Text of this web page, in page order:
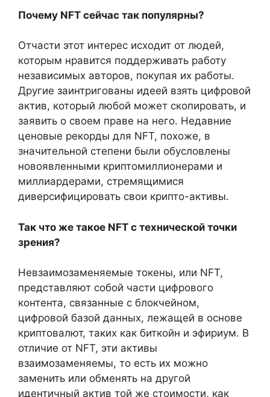
Почему NFT сейчас так популярны?
Отчасти этот интерес исходит от людей,
которым нравится поддерживать работу
независимых авторов, покупая их работы.
Другие заинтригованы идеей взять цифровой
актив, который любой может скопировать, и
заявить о своем праве на него. Недавние
ценовые рекорды для NFT, похоже, в
значительной степени были обусловлены
новоявленными криптомиллионерами и
миллиардерами, стремящимися
диверсифицировать свои крипто-активы.
Так что же такое NFT с технической точки
зрения?
Невзаимозаменяемые токены, или NFT,
представляют собой части цифрового
контента, связанные с блокчейном,
цифровой базой данных, лежащей в основе
криптовалют, таких как биткойн и эфириум. В
отличие от NFT, эти активы
взаимозаменяемы, то есть их можно
заменить или обменять на другой
идентичный актив той же стоимости, как